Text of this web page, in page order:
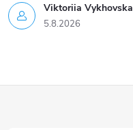
Viktoriia Vykhovska
5.8.2026